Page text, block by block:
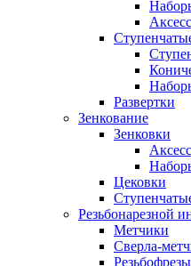
Развертки
Зенкование
Зенковки
Цековки
Резьбонарезной
Метчики
Сверла-
Резьбофрезы